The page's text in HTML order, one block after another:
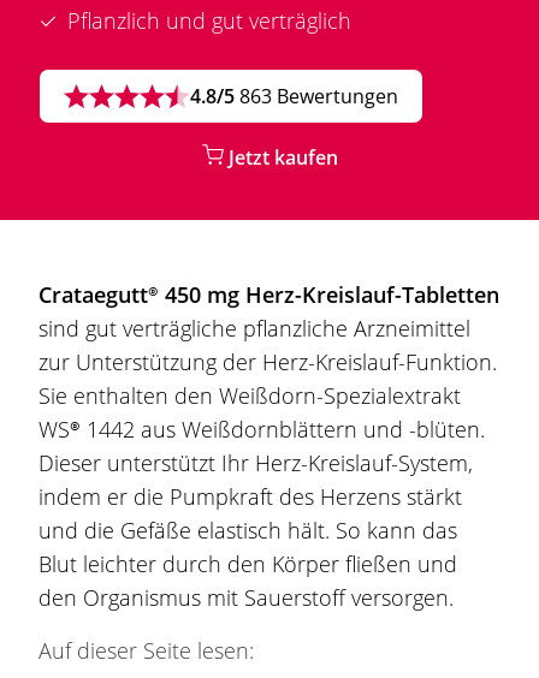
Pflanzlich und gut verträglich
4.8/5863 Bewertungen
Jetzt kaufen
Crataegutt® 450 mg Herz-Kreislauf-Tabletten
sind gut verträgliche pflanzliche Arzneimittel
zur Unterstützung der Herz-Kreislauf-Funktion.
Sie enthalten den Weißdorn-Spezialextrakt
WS® 1442 aus Weißdornblättern und -blüten.
Dieser unterstützt Ihr Herz-Kreislauf-System,
indem er die Pumpkraft des Herzens stärkt
und die Gefäße elastisch hält. So kann das
Blut leichter durch den Körper fließen und
den Organismus mit Sauerstoff versorgen.
Auf dieser Seite lesen: